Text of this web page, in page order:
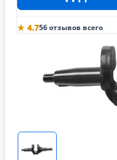
★ 4.756 отзывов всего